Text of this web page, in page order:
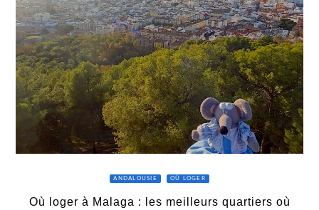
ANDALOUSIE OÙ LOGER
Où loger à Malaga : les meilleurs quartiers où